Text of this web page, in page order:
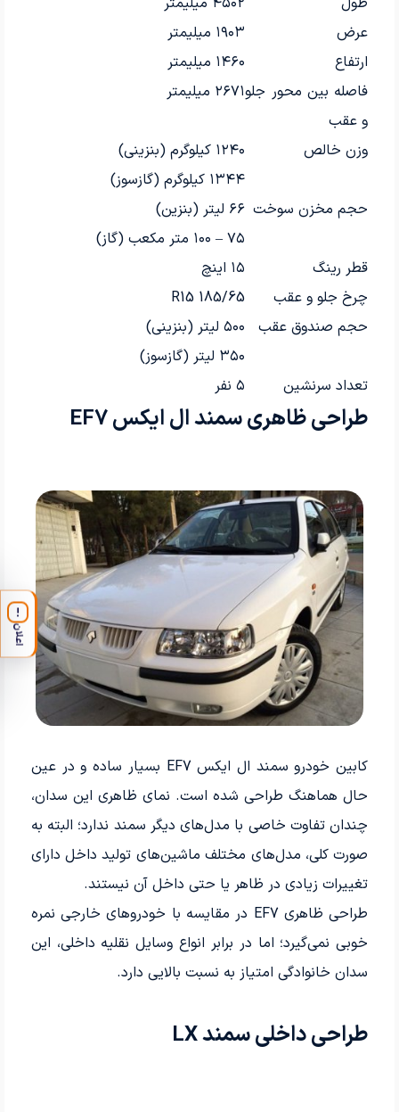
عرض
۱۹۰۳ میلیمتر
ارتفاع
۱۴۶۰ میلیمتر
فاصله بین محور جلو
و عقب
۲۶۷۱ میلیمتر
وزن خالص
۱۲۴۰ کیلوگرم (بنزینی)
۱۳۴۴ کیلوگرم (گازسوز)
حجم مخزن سوخت ۶۶ لیتر (بنزین)
۷۵ – ۱۰۰ متر مکعب (گاز)
قطر رینگ
۱۵ اینچ
چرخ جلو و عقب
R15 185/65
حجم صندوق عقب
۵۰۰ لیتر (بنزینی)
۳۵۰ لیتر (گازسوز)
تعداد سرنشین
۵ نفر
طراحی ظاهری سمند ال ایکس EF7
کابین خودرو سمند ال ایکس EF7 بسیار ساده و در عین
حال هماهنگ طراحی شده است. نمای ظاهری این سدان،
چندان تفاوت خاصی با مدل‌های دیگر سمند ندارد؛ البته به
صورت کلی، مدل‌های مختلف ماشین‌های تولید داخل دارای
تغییرات زیادی در ظاهر یا حتی داخل آن نیستند.
طراحی ظاهری EF7 در مقایسه با خودروهای خارجی نمره
خوبی نمی‌گیرد؛ اما در برابر انواع وسایل نقلیه داخلی، این
سدان خانوادگی امتیاز به نسبت بالایی دارد.
طراحی داخلی سمند LX
!
اعلان